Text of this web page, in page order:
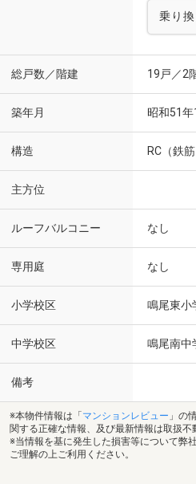
乗り
総戸数／階建 19戸／2
築年月 昭和51年
構造 RC（鉄
主方位
ルーフバルコニー なし
専用庭 なし
小学校区 鳴尾東小
中学校区 鳴尾南中
備考
※本物件情報は「 マンションレビュー 」の
関する正確な情報、及び最新情報は取扱不
※当情報を基に発生した損害等について弊
ご理解の上ご利用ください。